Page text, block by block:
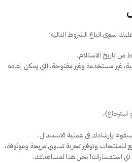
سوى اتباع الشروط التالية:
غير مستخدمة وغير مفتوحة، (أي يمكن إعادة
).
وسنقوم بإرشادك في عملية الاستبدال.
للمنتجات وتوفير تجربة تسوق مريحة وموثوقة،
أي استفسارات! نحن هنا لمساعدتك.